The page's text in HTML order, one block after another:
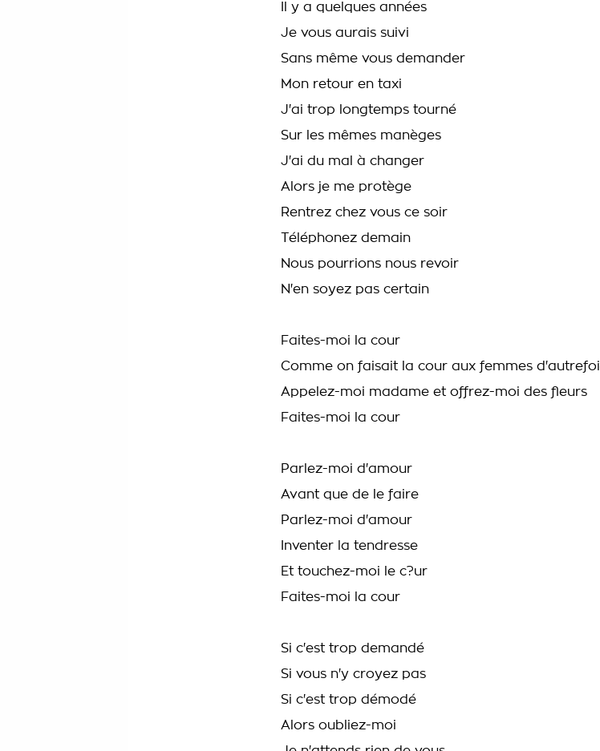
Il y a quelques années
Je vous aurais suivi
Sans même vous demander
Mon retour en taxi
J'ai trop longtemps tourné
Sur les mêmes manèges
J'ai du mal à changer
Alors je me protège
Rentrez chez vous ce soir
Téléphonez demain
Nous pourrions nous revoir
N'en soyez pas certain
Faites-moi la cour
Comme on faisait la cour aux femmes
Appelez-moi madame et offrez-moi des fleurs
Faites-moi la cour
Parlez-moi d'amour
Avant que de le faire
Parlez-moi d'amour
Inventer la tendresse
Et touchez-moi le c?ur
Faites-moi la cour
Si c'est trop demandé
Si vous n'y croyez pas
Si c'est trop démodé
Alors oubliez-moi